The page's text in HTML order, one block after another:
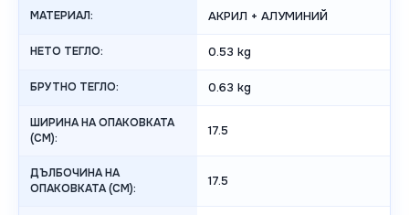
МАТЕРИАЛ: АКРИЛ + АЛУМИНИЙ
НЕТО ТЕГЛО: 0.53 kg
БРУТНО ТЕГЛО: 0.63 kg
ШИРИНА НА ОПАКОВКАТА
(CM):
17.5
ДЪЛБОЧИНА НА
ОПАКОВКАТА (CM):
17.5